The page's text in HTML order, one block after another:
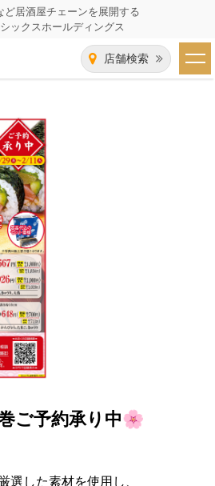
ど居酒屋チェーンを展開する
ックスホールディングス
店舗検索
プ
情報
ナンス
ト
管理業者の募集
ご予約承り中🌸
選した素材を使用し、